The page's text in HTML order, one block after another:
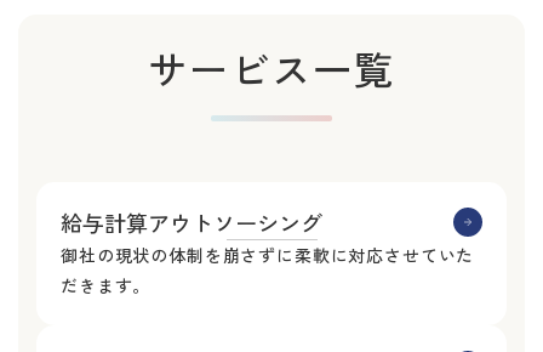
サービス一覧
給与計算アウトソーシング
御社の現状の体制を崩さずに柔軟に対応させていた
だきます。